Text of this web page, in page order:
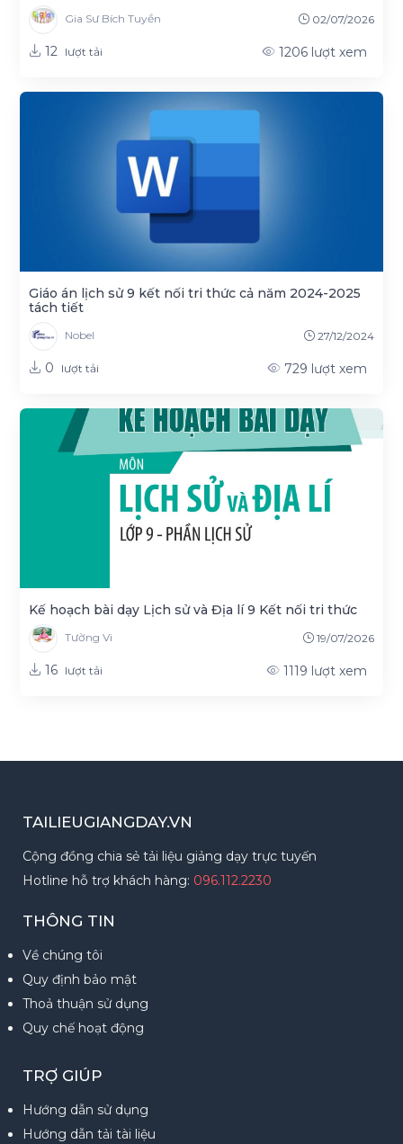
Gia Sư Bích Tuyền 02/07/2026
12 lượt tải 1206 lượt xem
Giáo án lịch sử 9 kết nối tri thức cả năm 2024-2025
tách tiết
Nobel 27/12/2024
0 lượt tải 729 lượt xem
Kế hoạch bài dạy Lịch sử và Địa lí 9 Kết nối tri thức
Tường Vi 19/07/2026
16 lượt tải 1119 lượt xem
TAILIEUGIANGDAY.VN
Cộng đồng chia sẻ tải liệu giảng dạy trực tuyến
Hotline hỗ trợ khách hàng: 096.112.2230
THÔNG TIN
Về chúng tôi
Quy định bảo mật
Thoả thuận sử dụng
Quy chế hoạt động
TRỢ GIÚP
Hướng dẫn sử dụng
Hướng dẫn tải tài liệu